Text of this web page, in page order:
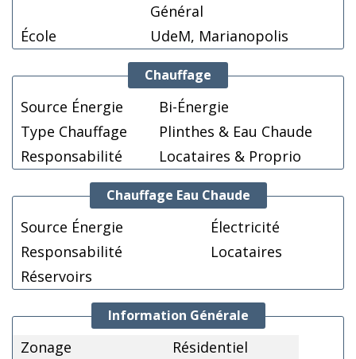
Général
École
UdeM, Marianopolis
Chauffage
Source Énergie
Bi-Énergie
Type Chauffage
Plinthes & Eau Chaude
Responsabilité
Locataires & Proprio
Chauffage Eau Chaude
Source Énergie
Électricité
Responsabilité
Locataires
Réservoirs
Information Générale
Zonage
Résidentiel